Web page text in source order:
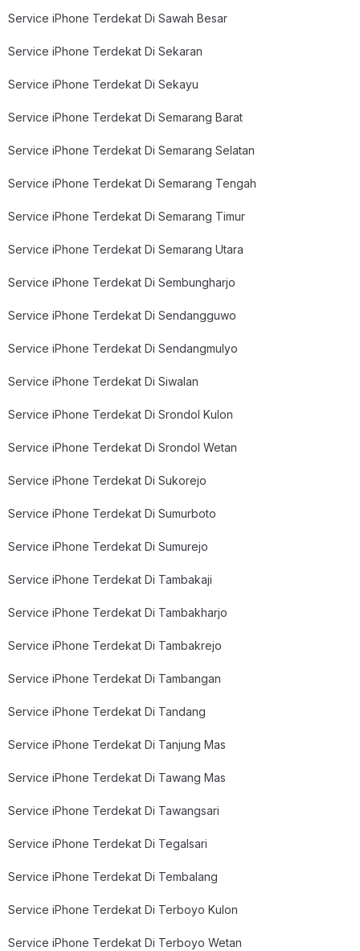
Service iPhone Terdekat Di Sawah Besar
Service iPhone Terdekat Di Sekaran
Service iPhone Terdekat Di Sekayu
Service iPhone Terdekat Di Semarang Barat
Service iPhone Terdekat Di Semarang Selatan
Service iPhone Terdekat Di Semarang Tengah
Service iPhone Terdekat Di Semarang Timur
Service iPhone Terdekat Di Semarang Utara
Service iPhone Terdekat Di Sembungharjo
Service iPhone Terdekat Di Sendangguwo
Service iPhone Terdekat Di Sendangmulyo
Service iPhone Terdekat Di Siwalan
Service iPhone Terdekat Di Srondol Kulon
Service iPhone Terdekat Di Srondol Wetan
Service iPhone Terdekat Di Sukorejo
Service iPhone Terdekat Di Sumurboto
Service iPhone Terdekat Di Sumurejo
Service iPhone Terdekat Di Tambakaji
Service iPhone Terdekat Di Tambakharjo
Service iPhone Terdekat Di Tambakrejo
Service iPhone Terdekat Di Tambangan
Service iPhone Terdekat Di Tandang
Service iPhone Terdekat Di Tanjung Mas
Service iPhone Terdekat Di Tawang Mas
Service iPhone Terdekat Di Tawangsari
Service iPhone Terdekat Di Tegalsari
Service iPhone Terdekat Di Tembalang
Service iPhone Terdekat Di Terboyo Kulon
Service iPhone Terdekat Di Terboyo Wetan